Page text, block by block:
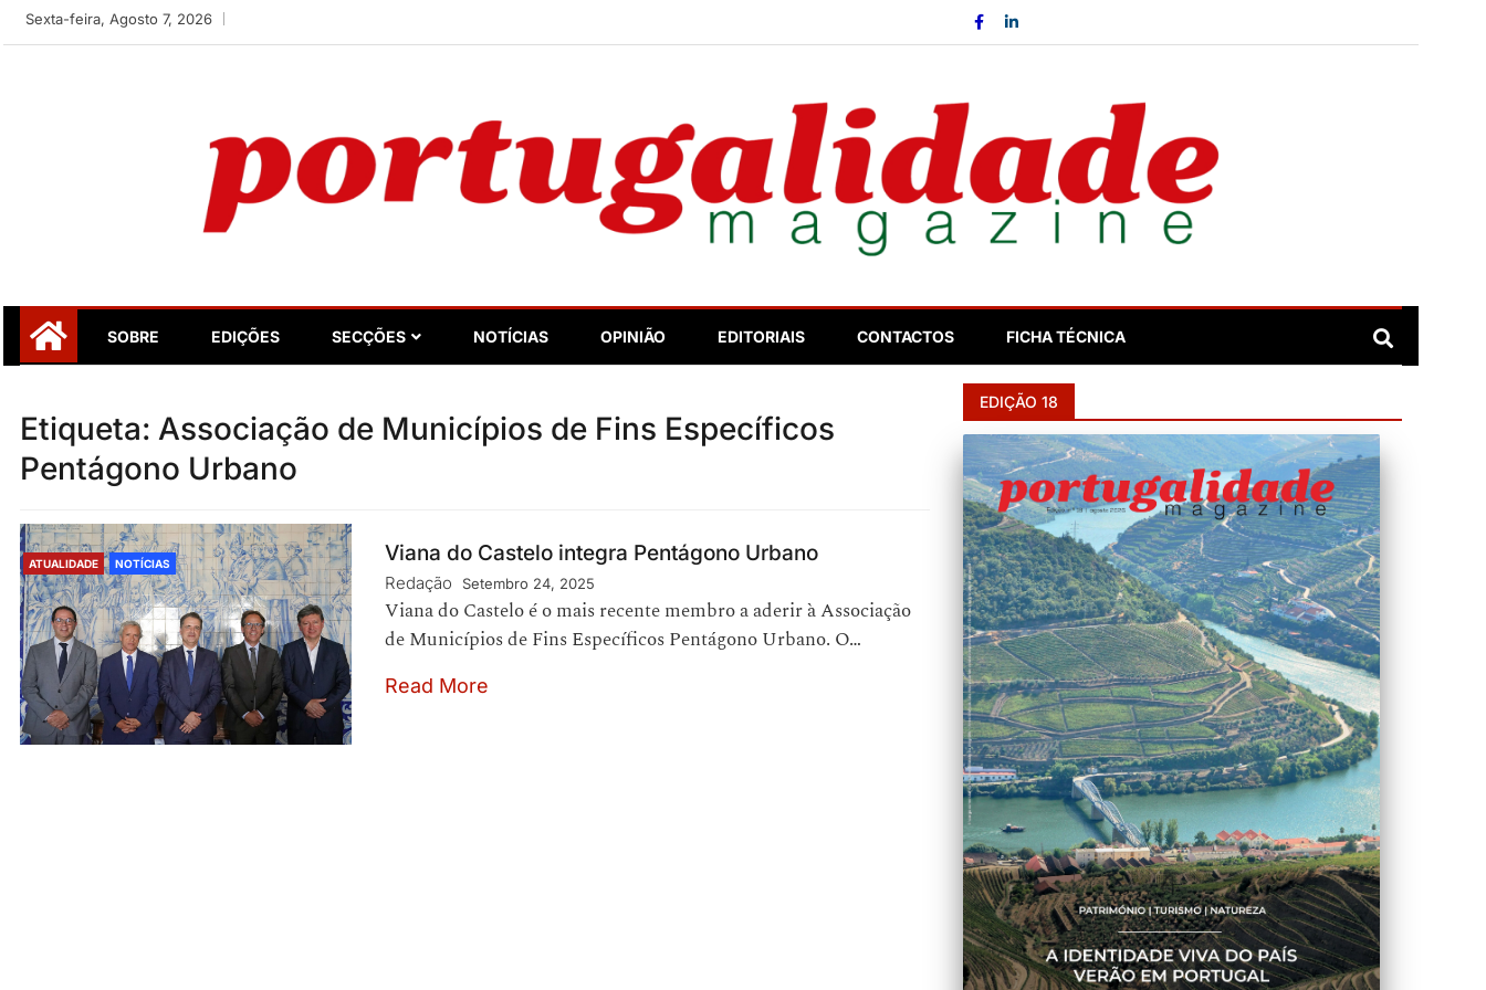
Skip
to
Sexta-feira, Agosto 7, 2026
Portugalidade
SOBRE EDIÇÕES SECÇÕES NOTÍCIAS OPINIÃO EDITORIAIS CONTACTOS FICHA TÉCNICA
Etiqueta: Associação de Municípios de Fins Específicos
Pentágono Urbano
ATUALIDADE NOTÍCIAS Viana do Castelo integra Pentágono Urbano
Redação Setembro 24, 2025
Viana do Castelo é o mais recente membro a aderir à Associação
de Municípios de Fins Específicos Pentágono Urbano. O…
Read More
EDIÇÃO 18